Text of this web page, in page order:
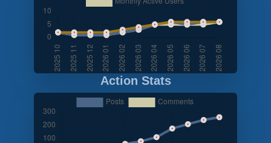
Action Stats